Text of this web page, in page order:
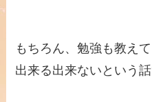
もちろん、勉強も教え
出来る出来ないという